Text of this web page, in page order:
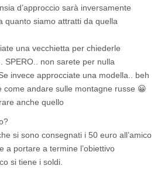
d’approccio sarà inversamente
quanto siamo attratti da quella
una vecchietta per chiederle
SPERO.. non sarete per nulla
invece approcciate una modella.. beh
come andare sulle montagne russe 😀
anche quello
si sono consegnati i 50 euro all’amico
a portare a termine l’obiettivo
si tiene i soldi.